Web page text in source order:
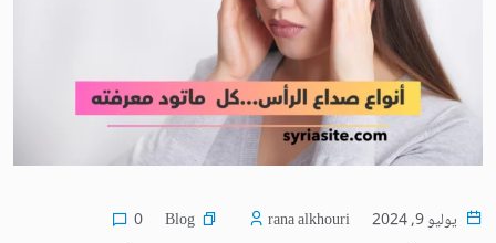
يوليو 9, 2024 rana alkhouri
Blog
0